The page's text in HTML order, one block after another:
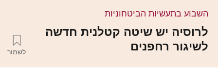
השבוע בתעשיות הביטחוניות
לרוסיה יש שיטה קטלנית חדשה
לשיגור רחפנים
לשמור